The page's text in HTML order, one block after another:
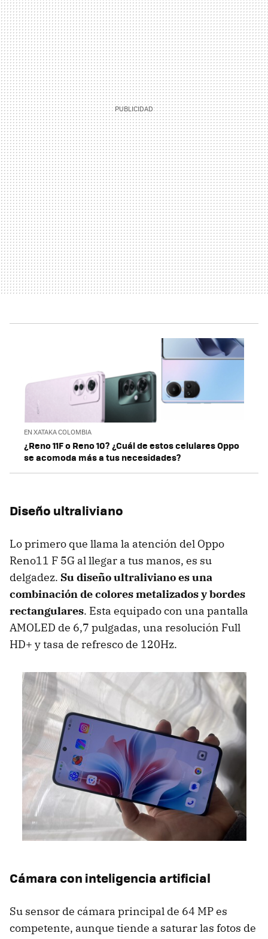
EN XATAKA COLOMBIA
¿Reno 11F o Reno 10? ¿Cuál de estos celulares Oppo
se acomoda más a tus necesidades?
Diseño ultraliviano
Lo primero que llama la atención del Oppo
Reno11 F 5G al llegar a tus manos, es su
delgadez. Su diseño ultraliviano es una
combinación de colores metalizados y bordes
rectangulares. Esta equipado con una pantalla
AMOLED de 6,7 pulgadas, una resolución Full
HD+ y tasa de refresco de 120Hz.
Cámara con inteligencia artificial
Su sensor de cámara principal de 64 MP es
competente, aunque tiende a saturar las fotos de